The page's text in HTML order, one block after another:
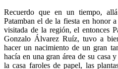
Recuerdo que en un tiempo,
Patamban el de la fiesta en honor
visitada de la región, el entonces
Gonzalo Álvarez Ruíz, tuvo a
hacer un nacimiento de un gran
hacía en una gran área de su casa
la casa faroles de papel, las